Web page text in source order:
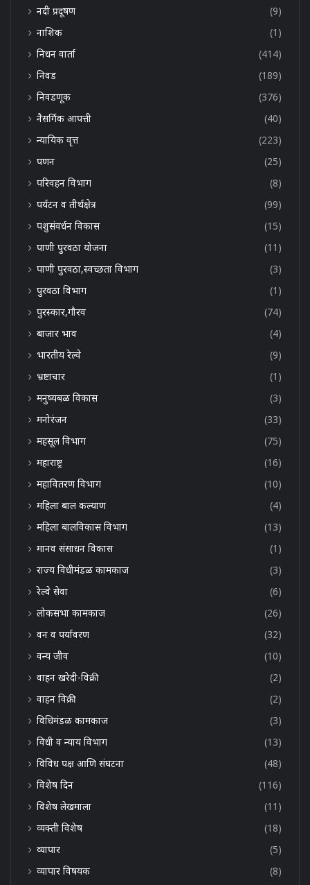
नदी प्रदूषण
(9)
नाशिक
(1)
निधन वार्ता
(414)
निवड
(189)
निवडणूक
(376)
नैसर्गिक आपत्ती
(40)
न्यायिक वृत्त
(223)
पणन
(25)
परिवहन विभाग
(8)
पर्यटन व तीर्थक्षेत्र
(99)
पशुसंवर्धन विकास
(15)
पाणी पुरवठा योजना
(11)
पाणी पुरवठा,स्वच्छता विभाग
(3)
पुरवठा विभाग
(1)
पुरस्कार,गौरव
(74)
बाजार भाव
(4)
भारतीय रेल्वे
(9)
भ्रष्टाचार
(1)
मनुष्यबळ विकास
(3)
मनोरंजन
(33)
महसूल विभाग
(75)
महाराष्ट्र
(16)
महावितरण विभाग
(10)
महिला बाल कल्याण
(4)
महिला बालविकास विभाग
(13)
मानव संसाधन विकास
(1)
राज्य विधीमंडळ कामकाज
(3)
रेल्वे सेवा
(6)
लोकसभा कामकाज
(26)
वन व पर्यावरण
(32)
वन्य जीव
(10)
वाहन खरेदी-विक्री
(2)
वाहन विक्री
(2)
विधिमंडळ कामकाज
(3)
विधी व न्याय विभाग
(13)
विविध पक्ष आणि संघटना
(48)
विशेष दिन
(116)
विशेष लेखमाला
(11)
व्यक्ती विशेष
(18)
व्यापार
(5)
व्यापार विषयक
(8)